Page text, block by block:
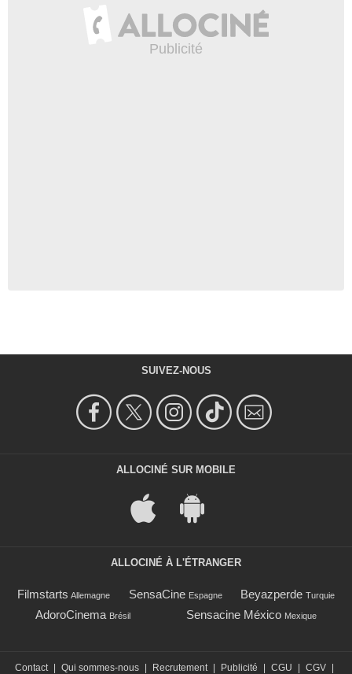
SUIVEZ-NOUS
ALLOCINÉ SUR MOBILE
ALLOCINÉ À L'ÉTRANGER
Filmstarts Allemagne SensaCine Espagne Beyazperde Turquie
AdoroCinema Brésil Sensacine México Mexique
Contact | Qui sommes-nous | Recrutement | Publicité | CGU | CGV |